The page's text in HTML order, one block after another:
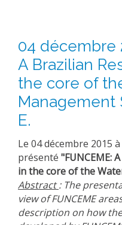
04 décembre
A Brazilian
the core of
Management
E.
Le 04 décembre 2015
présenté "FUNCEME:
in the core of the
Abstract: The
view of FUNCEME
description on how